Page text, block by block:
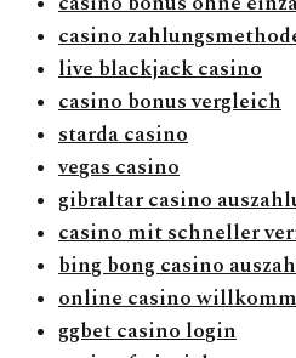
casino
live blackjack casino
casino bonus vergleich
starda casino
vegas casino
gibraltar casino
casino mit schneller
bing bong casino
online casino
ggbet casino login